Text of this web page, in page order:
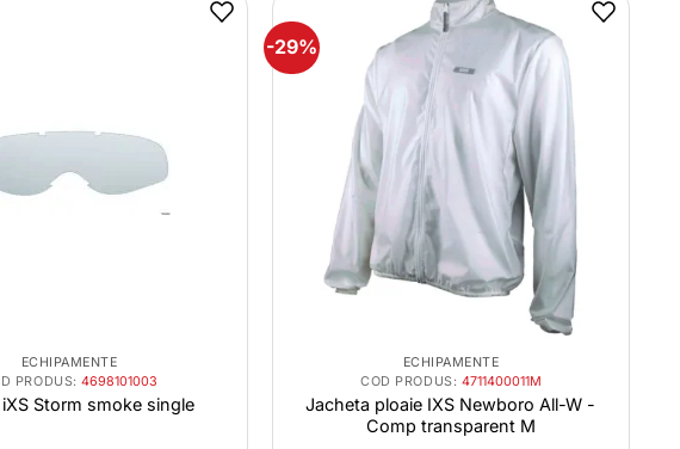
ECHIPAMENTE
PRODUS:4698101003
Storm smoke single
-29%
ECHIPAMENTE
COD PRODUS: 4711400011M
Jacheta ploaie IXS Newboro All-W -
Comp transparent M